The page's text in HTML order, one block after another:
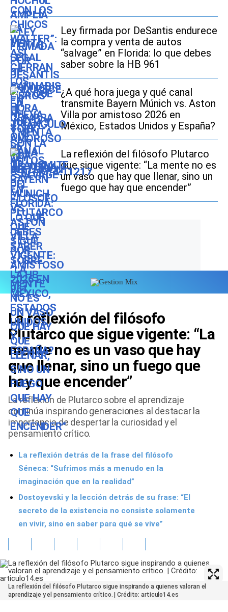
Ley firmada por DeSantis endurece
la compra y venta de autos
“salvage” en Florida: lo que debes
saber sobre la HB 961
¿A qué hora juega y qué canal
transmite Bayern Múnich vs. Aston
Villa por amistoso 2026 en
México, Estados Unidos y España?
La reflexión del filósofo Plutarco
que sigue vigente: “La mente no es
un vaso que hay que llenar, sino un
fuego que hay que encender”